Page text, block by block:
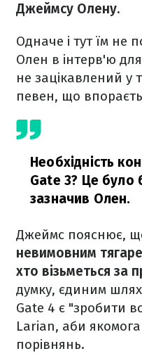
Джеймсу Олену.
Одначе і тут їм не
Олен в інтерв'ю
не зацікавлений у
певен, що
Необхідність
Gate 3? Це було
зазначив Олен.
Джеймс пояснює,
невимовним
хто візьметься за
думку, єдиним
Gate 4 є "зробити
Larian, аби
порівнянь.